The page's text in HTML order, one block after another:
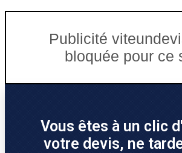
Publicité
bloquée pour ce
Vous êtes à un clic
votre devis, ne